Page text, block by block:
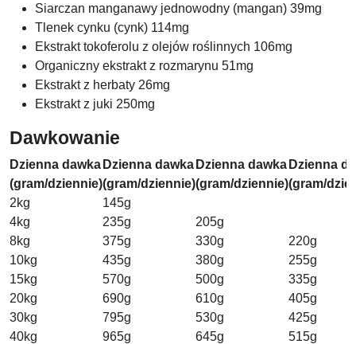
Siarczan manganawy jednowodny (mangan) 39mg
Tlenek cynku (cynk) 114mg
Ekstrakt tokoferolu z olejów roślinnych 106mg
Organiczny ekstrakt z rozmarynu 51mg
Ekstrakt z herbaty 26mg
Ekstrakt z juki 250mg
Dawkowanie
Dzienna dawka
(gram/dziennie)
Dzienna dawka
(gram/dziennie)
Dzienna dawka
(gram/dziennie)
Dzienna
(gram/
2kg
145g
4kg
235g
205g
8kg
375g 330g
220g
10kg
435g 380g
255g
15kg
570g 500g
335g
20kg
690g 610g
405g
30kg
795g 530g
425g
40kg
965g 645g
515g